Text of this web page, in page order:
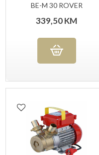
BE-M 30 ROVER
339,50KM